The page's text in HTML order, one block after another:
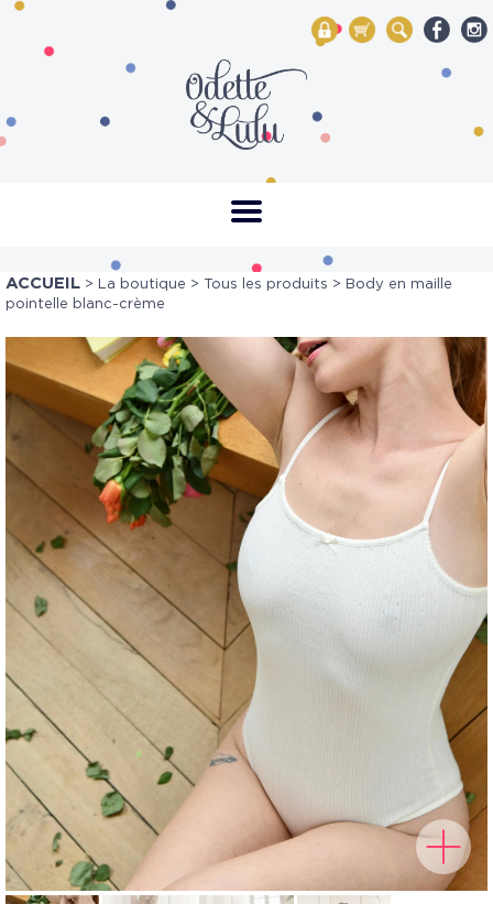
My Account
Mon panier
Rechercher
ACCUEIL > La boutique > Tous les produits > Body en maille
pointelle blanc-crème